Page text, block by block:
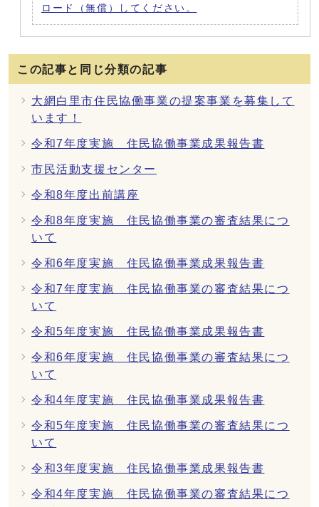
ロード（無償）してください。
この記事と同じ分類の記事
大網白里市住民協働事業の提案事業を募集して
います！
令和7年度実施 住民協働事業成果報告書
市民活動支援センター
令和8年度出前講座
令和8年度実施 住民協働事業の審査結果につ
いて
令和6年度実施 住民協働事業成果報告書
令和7年度実施 住民協働事業の審査結果につ
いて
令和5年度実施 住民協働事業成果報告書
令和6年度実施 住民協働事業の審査結果につ
いて
令和4年度実施 住民協働事業成果報告書
令和5年度実施 住民協働事業の審査結果につ
いて
令和3年度実施 住民協働事業成果報告書
令和4年度実施 住民協働事業の審査結果につ